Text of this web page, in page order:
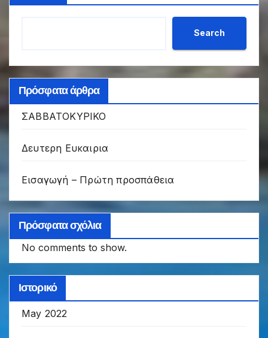
Search
Πρόσφατα άρθρα
ΣΑΒΒΑΤΟΚΥΡΙΚΟ
Δευτερη Ευκαιρια
Εισαγωγή – Πρώτη προσπάθεια
Πρόσφατα σχόλια
No comments to show.
Ιστορικό
May 2022